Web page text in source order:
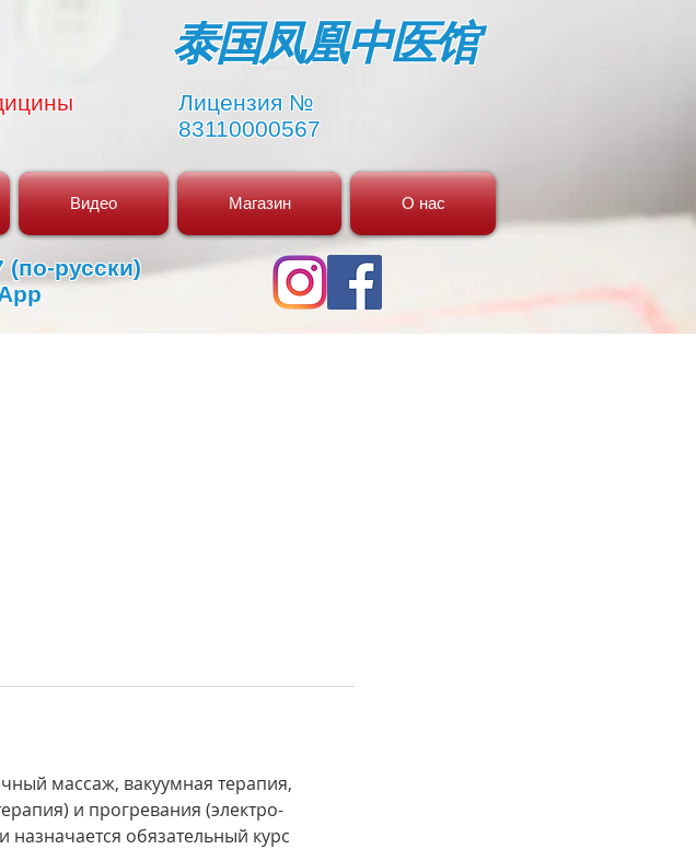
​泰国凤凰中医馆
Лицензия №
83110000567
Видео Магазин О нас
(по-русски)
массаж, вакуумная терапия,
и прогревания (электро-
обязательный курс